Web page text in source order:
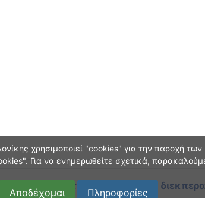
χρησιμοποιεί "cookies" για την παροχή
Για να ενημερωθείτε σχετικά,
Αποδέχομαι Πληροφορίες
οικογεν. κατάστασης κατά τη